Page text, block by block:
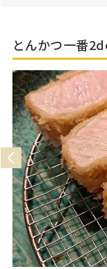
停車場
無
とんかつ一番